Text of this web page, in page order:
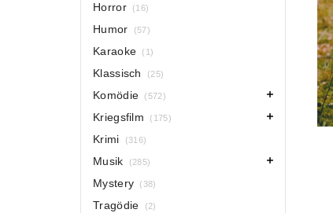
Horror (16)
Humor (57)
Karaoke (1)
Klassisch (25)
Komödie (572)
Kriegsfilm (175)
Krimi (316)
Musik (285)
Mystery (38)
Tragödie (2)